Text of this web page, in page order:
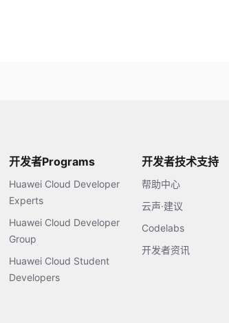
开发者Programs
Huawei Cloud Developer
Experts
Huawei Cloud Developer
Group
Huawei Cloud Student
Developers
开发者技术支持
帮助中心
云声·建议
Codelabs
开发者资讯